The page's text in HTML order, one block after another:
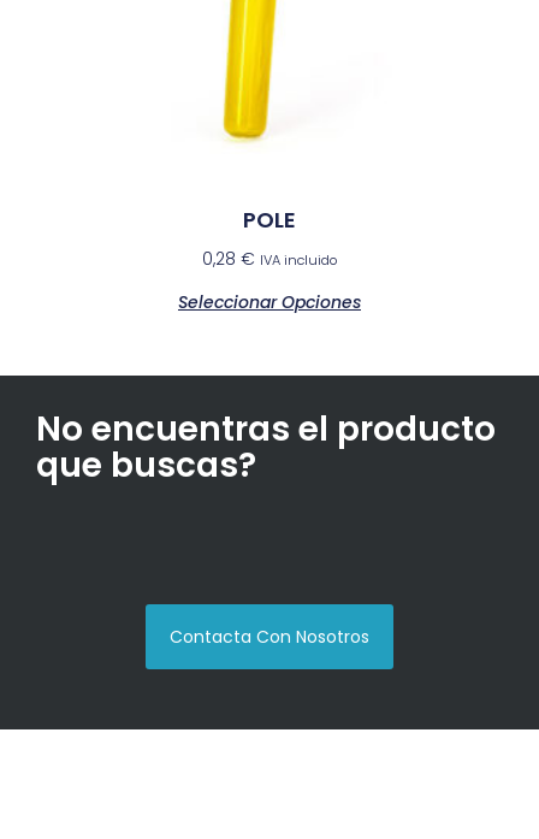
POLE
0,28 € IVA incluido
Seleccionar Opciones
No encuentras el producto
que buscas?
Contacta Con Nosotros